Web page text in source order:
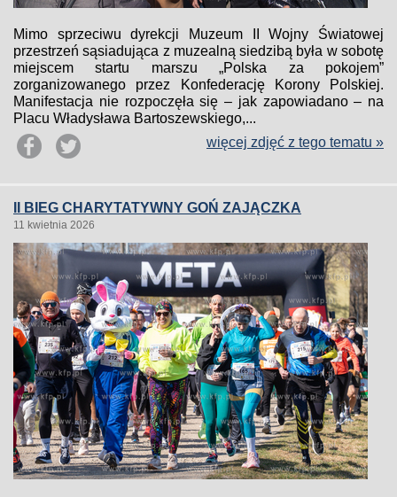
Mimo sprzeciwu dyrekcji Muzeum II Wojny Światowej
przestrzeń sąsiadująca z muzealną siedzibą była w sobotę
miejscem startu marszu „Polska za pokojem”
zorganizowanego przez Konfederację Korony Polskiej.
Manifestacja nie rozpoczęła się – jak zapowiadano – na
Placu Władysława Bartoszewskiego,...
więcej zdjęć z tego tematu »
II BIEG CHARYTATYWNY GOŃ ZAJĄCZKA
11 kwietnia 2026